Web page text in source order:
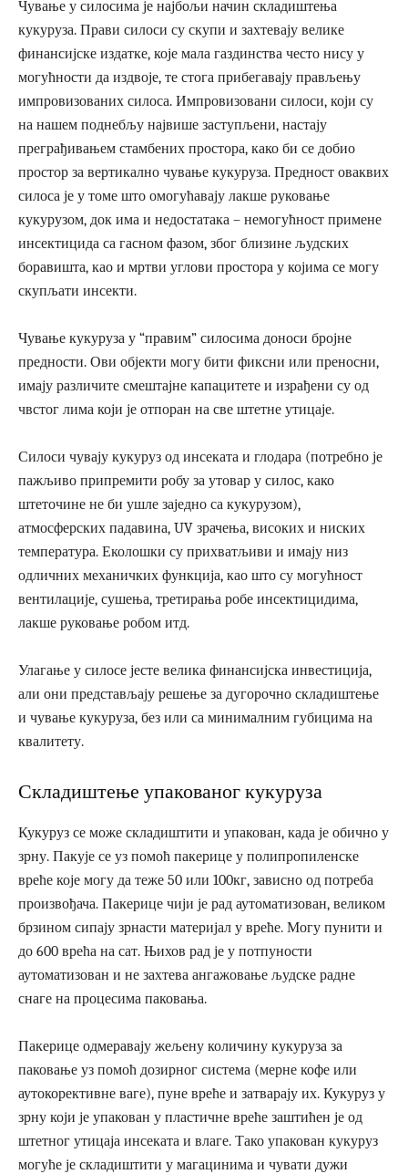
Чување у силосима је најбољи начин складиштења
кукуруза. Прави силоси су скупи и захтевају велике
финансијске издатке, које мала газдинства често нису у
могућности да издвоје, те стога прибегавају прављењу
импровизованих силоса. Импровизовани силоси, који су
на нашем поднебљу највише заступљени, настају
преграђивањем стамбених простора, како би се добио
простор за вертикално чување кукуруза. Предност оваквих
силоса је у томе што омогућавају лакше руковање
кукурузом, док има и недостатака – немогућност примене
инсектицида са гасном фазом, због близине људских
боравишта, као и мртви углови простора у којима се могу
скупљати инсекти.
Чување кукуруза у “правим” силосима доноси бројне
предности. Ови објекти могу бити фиксни или преносни,
имају различите смештајне капацитете и израђени су од
чвстог лима који је отпоран на све штетне утицаје.
Силоси чувају кукуруз од инсеката и глодара (потребно је
пажљиво припремити робу за утовар у силос, како
штеточине не би ушле заједно са кукурузом),
атмосферских падавина, UV зрачења, високих и ниских
температура. Еколошки су прихватљиви и имају низ
одличних механичких функција, као што су могућност
вентилације, сушења, третирања робе инсектицидима,
лакше руковање робом итд.
Улагање у силосе јесте велика финансијска инвестиција,
али они представљају решење за дугорочно складиштење
и чување кукуруза, без или са минималним губицима на
квалитету.
Складиштење упакованог кукуруза
Кукуруз се може складиштити и упакован, када је обично у
зрну. Пакује се уз помоћ пакерице у полипропиленске
вреће које могу да теже 50 или 100кг, зависно од потреба
произвођача. Пакерице чији је рад аутоматизован, великом
брзином сипају зрнасти материјал у вреће. Могу пунити и
до 600 врећа на сат. Њихов рад је у потпуности
аутоматизован и не захтева ангажовање људске радне
снаге на процесима паковања.
Пакерице одмеравају жељену количину кукуруза за
паковање уз помоћ дозирног система (мерне кофе или
аутокорективне ваге), пуне вреће и затварају их. Кукуруз у
зрну који је упакован у пластичне вреће заштићен је од
штетног утицаја инсеката и влаге. Тако упакован кукуруз
могуће је складиштити у магацинима и чувати дужи